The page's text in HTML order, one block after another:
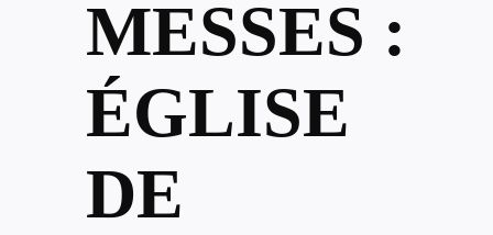
MESSES :
ÉGLISE
DE